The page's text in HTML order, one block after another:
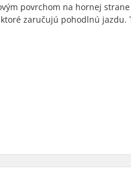
povrchom na hornej
zaručujú pohodlnú jazdu.